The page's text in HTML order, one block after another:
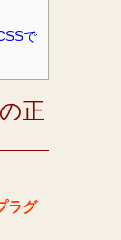
で
正
ラグ